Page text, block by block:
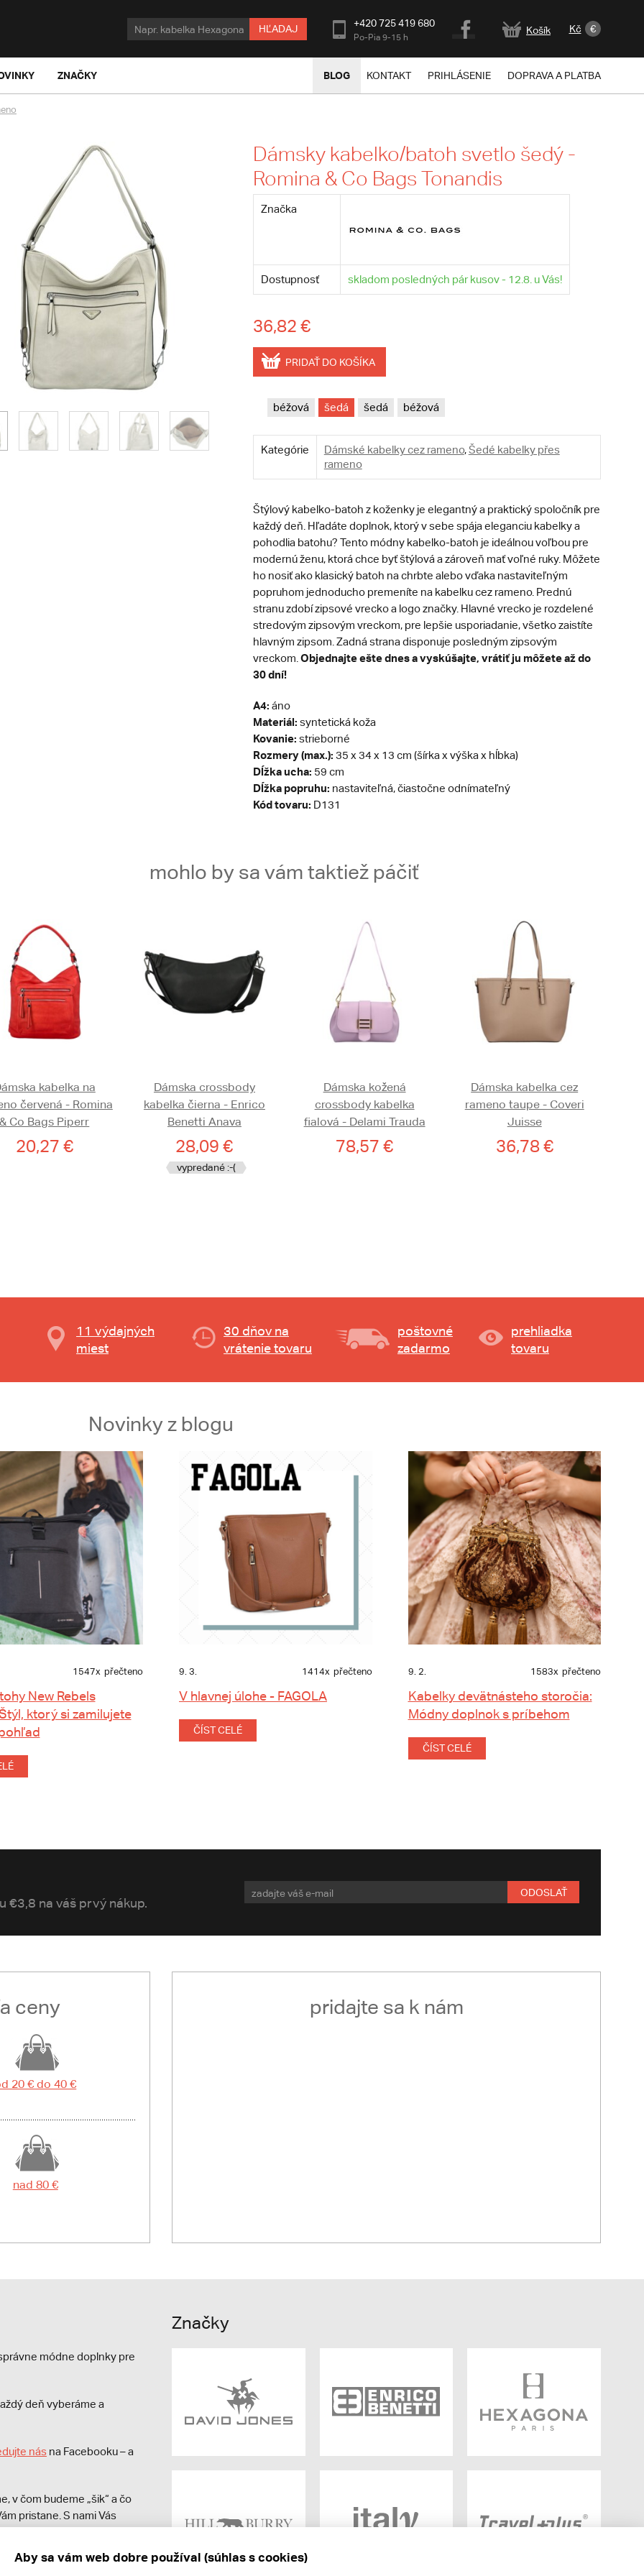
HĽADAJ +420 725 419 680
Po-Pia 9-15 h
Košík Kč €
ZNAČKY BLOG KONTAKT PRIHLÁSENIE DOPRAVA A PLATBA
Dámsky kabelko/batoh svetlo šedý -
Romina & Co Bags Tonandis
Značka
Dostupnosť skladom posledných pár kusov - 12.8. u Vás!
36,82 €
PRIDAŤ DO KOŠÍKA
béžová šedá šedá béžová
Kategórie Dámské kabelky cez rameno,Šedé kabelky přes
rameno
Štýlový kabelko-batoh z koženky je elegantný a praktický spoločník pre
každý deň. Hľadáte doplnok, ktorý v sebe spája eleganciu kabelky a
pohodlia batohu? Tento módny kabelko-batoh je ideálnou voľbou pre
modernú ženu, ktorá chce byť štýlová a zároveň mať voľné ruky. Môžete
ho nosiť ako klasický batoh na chrbte alebo vďaka nastaviteľným
popruhom jednoducho premeníte na kabelku cez rameno. Prednú
stranu zdobí zipsové vrecko a logo značky. Hlavné vrecko je rozdelené
stredovým zipsovým vreckom, pre lepšie usporiadanie, všetko zaistíte
hlavným zipsom. Zadná strana disponuje posledným zipsovým
vreckom. Objednajte ešte dnes a vyskúšajte, vrátiť ju môžete až do
30 dní!
A4: áno
Materiál: syntetická koža
Kovanie: strieborné
Rozmery (max.): 35 x 34 x 13 cm (šírka x výška x hĺbka)
Dĺžka ucha: 59 cm
Dĺžka popruhu: nastaviteľná, čiastočne odnímateľný
Kód tovaru: D131
mohlo by sa vám taktiež páčiť
kabelka na
červená - Romina
& Co Bags Piperr
20,27 €
Dámska crossbody
kabelka čierna - Enrico
Benetti Anava
28,09 €
vypredané :-(
Dámska kožená
crossbody kabelka
fialová - Delami Trauda
78,57 €
Dámska kabelka cez
rameno taupe - Coveri
Juisse
36,78 €
11 výdajných
miest
30 dňov na
vrátenie tovaru
poštovné
zadarmo
prehliadka
tovaru
Novinky z blogu
1547x přečteno
New Rebels
ktorý si zamilujete
9. 3. 1414x přečteno
V hlavnej úlohe - FAGOLA
ČÍST CELÉ
9. 2. 1583x přečteno
Kabelky devätnásteho storočia:
Módny doplnok s príbehom
ČÍST CELÉ
€3,8 na váš prvý nákup.
ODOSLAŤ
ceny
20 € do 40 €
nad 80 €
pridajte sa k nám
módne doplnky pre
deň vyberáme a
nás na Facebooku – a
v čom budeme „šik“ a čo
pristane. S nami Vás
Značky
Aby sa vám web dobre používal (súhlas s cookies)